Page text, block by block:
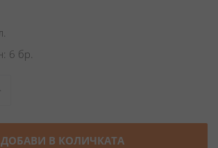
6 бр.
ДОБАВИ В КОЛИЧКАТА